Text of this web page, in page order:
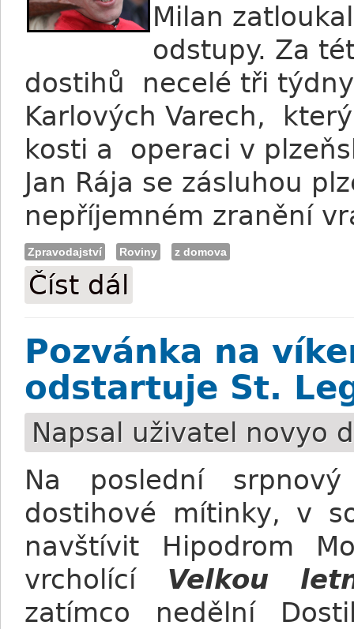
Milan
odstupy. Za
dostihů necelé tři
Karlových Varech,
kosti a operaci v
Jan Rája se zásluhou
nepříjemném zranění
Zpravodajství Roviny z domova
Číst dál
Pozvánka na
odstartuje St.
Napsal uživatel novyo
Na poslední
dostihové mítinky, v
navštívit Hipodrom
vrcholící Velkou
zatímco nedělní